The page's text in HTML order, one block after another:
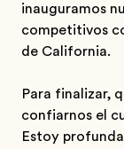
inauguramos
competitivos
de California.
Para finalizar,
confiarnos el
Estoy